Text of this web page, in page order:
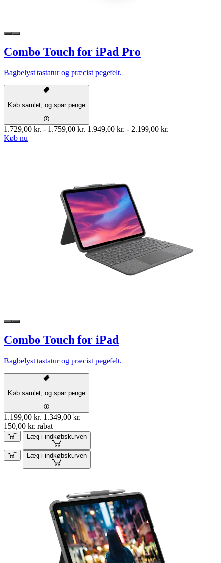
Combo Touch for iPad Pro
Bagbelyst tastatur og præcist pegefelt.
Køb samlet, og spar penge
1.729,00 kr. - 1.759,00 kr. 1.949,00 kr. - 2.199,00 kr.
Køb nu
Combo Touch for iPad
Bagbelyst tastatur og præcist pegefelt.
Køb samlet, og spar penge
1.199,00 kr. 1.349,00 kr.
150,00 kr. rabat
Læg i indkøbskurven
Læg i indkøbskurven